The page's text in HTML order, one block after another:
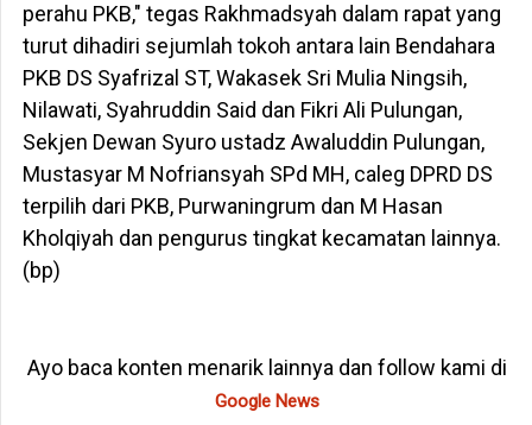
perahu PKB," tegas Rakhmadsyah dalam rapat yang
turut dihadiri sejumlah tokoh antara lain Bendahara
PKB DS Syafrizal ST, Wakasek Sri Mulia Ningsih,
Nilawati, Syahruddin Said dan Fikri Ali Pulungan,
Sekjen Dewan Syuro ustadz Awaluddin Pulungan,
Mustasyar M Nofriansyah SPd MH, caleg DPRD DS
terpilih dari PKB, Purwaningrum dan M Hasan
Kholqiyah dan pengurus tingkat kecamatan lainnya.
(bp)
Ayo baca konten menarik lainnya dan follow kami di
Google News